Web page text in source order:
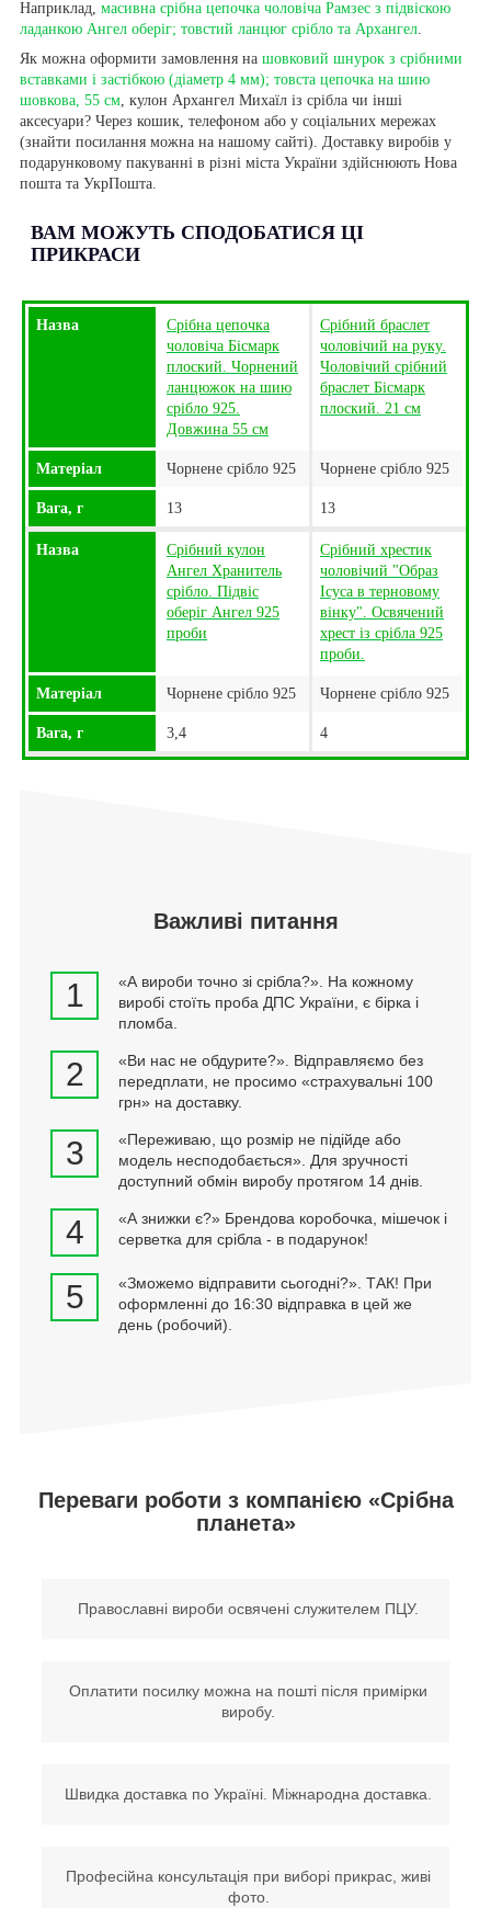
Наприклад, масивна срібна цепочка чоловіча Рамзес з підвіскою
ладанкою Ангел оберіг; товстий ланцюг срібло та Архангел.
Як можна оформити замовлення на шовковий шнурок з срібними
вставками і застібкою (діаметр 4 мм); товста цепочка на шию
шовкова, 55 см, кулон Архангел Михаїл із срібла чи інші
аксесуари? Через кошик, телефоном або у соціальних мережах
(знайти посилання можна на нашому сайті). Доставку виробів у
подарунковому пакуванні в різні міста України здійснюють Нова
пошта та УкрПошта.
ВАМ МОЖУТЬ СПОДОБАТИСЯ ЦІ
ПРИКРАСИ
Назва
Срібна цепочка
чоловіча Бісмарк
плоский. Чорнений
ланцюжок на шию
срібло 925.
Довжина 55 см
Срібний браслет
чоловічий на руку.
Чоловічий срібний
браслет Бісмарк
плоский. 21 см
Матеріал Чорнене срібло 925 Чорнене срібло 925
Вага, г 13 13
Назва
Срібний кулон
Ангел Хранитель
срібло. Підвіс
оберіг Ангел 925
проби
Срібний хрестик
чоловічий "Образ
Ісуса в терновому
вінку". Освячений
хрест із срібла 925
проби.
Матеріал Чорнене срібло 925 Чорнене срібло 925
Вага, г 3,4 4
Важливі питання
1
«А вироби точно зі срібла?». На кожному
виробі стоїть проба ДПС України, є бірка і
пломба.
2
«Ви нас не обдурите?». Відправляємо без
передплати, не просимо «страхувальні 100
грн» на доставку.
3
«Переживаю, що розмір не підійде або
модель несподобається». Для зручності
доступний обмін виробу протягом 14 днів.
4
«А знижки є?» Брендова коробочка, мішечок і
серветка для срібла - в подарунок!
5
«Зможемо відправити сьогодні?». ТАК! При
оформленні до 16:30 відправка в цей же
день (робочий).
Переваги роботи з компанією «Срібна
планета»
Православні вироби освячені служителем ПЦУ.
Оплатити посилку можна на пошті після примірки
виробу.
Швидка доставка по Україні. Міжнародна доставка.
Професійна консультація при виборі прикрас, живі
фото.